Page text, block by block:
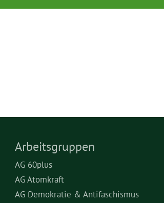
Arbeitsgruppen
AG 60plus
AG Atomkraft
AG Demokratie & Antifaschismus